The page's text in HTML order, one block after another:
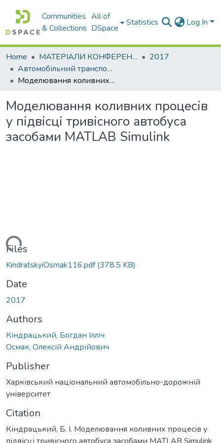
Communities
& Collections
All of
DSpace
Statistics Log In
Home МАТЕРІАЛИ КОНФЕРЕНЦІЙ
2017
Автомобільний транспорт і автомобілебудування. Новітні технології і методи підготовки фахівців
Моделювання коливних процесів у підвісці тривісного автобуса засобами MATLAB Simulink
Моделювання коливних процесів
у підвісці тривісного автобуса
засобами MATLAB Simulink
Loading...
Files
KindratskyiOsmak116.pdf(378.5 KB)
Date
2017
Authors
Кіндрацький, Богдан Ілліч
Осмак, Олексій Андрійович
Publisher
Харківський національний автомобільно-дорожній
університет
Citation
Кіндрацький, Б. І. Моделювання коливних процесів у